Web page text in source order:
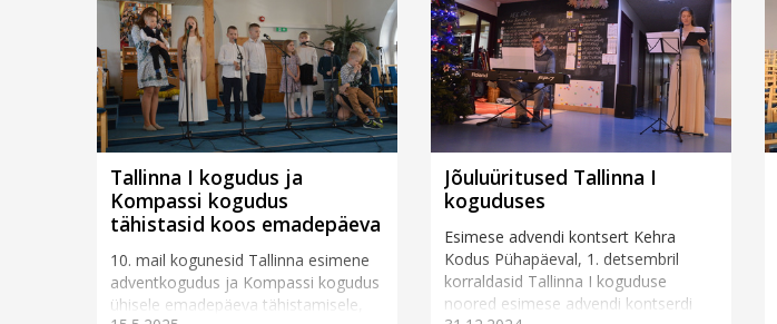
Tallinna I kogudus ja
Kompassi kogudus
tähistasid koos emadepäeva
10. mail kogunesid Tallinna esimene
adventkogudus ja Kompassi kogudus
ühisele emadepäeva tähistamisele,
Jõuluüritused Tallinna I
koguduses
Esimese advendi kontsert Kehra
Kodus Pühapäeval, 1. detsembril
korraldasid Tallinna I koguduse
noored esimese advendi kontserdi